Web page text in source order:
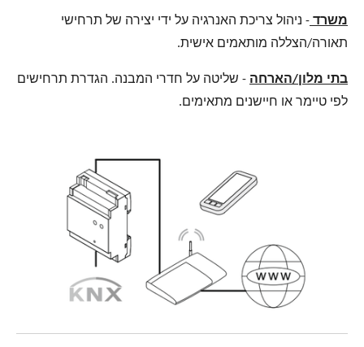
משרד - ניהול צריכת האנרגיה על ידי יצירה של תרחישי
תאורה/הצללה מותאמים אישית.
בתי מלון/הארחה - שליטה על חדרי המבנה. הגדרת תרחישים
לפי טיימר או חיישנים מתאימים.